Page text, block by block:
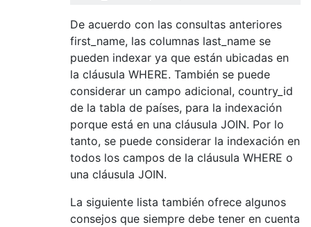
De acuerdo con las consultas anteriores
first_name, las columnas last_name se
pueden indexar ya que están ubicadas en
la cláusula WHERE. También se puede
considerar un campo adicional, country_id
de la tabla de países, para la indexación
porque está en una cláusula JOIN. Por lo
tanto, se puede considerar la indexación en
todos los campos de la cláusula WHERE o
una cláusula JOIN.
La siguiente lista también ofrece algunos
consejos que siempre debe tener en cuenta